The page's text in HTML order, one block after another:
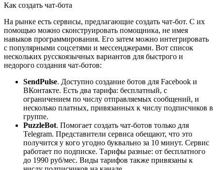
Как создать чат-бота
На рынке есть сервисы, предлагающие создать чат-бот. С их
помощью можно сконструировать помощника, не имея
навыков программирования. Его затем можно интегрировать
с популярными соцсетями и мессенджерами. Вот список
нескольких русскоязычных вариантов для быстрого и
недорого создания чат-ботов:
SendPulse. Доступно создание ботов для Facebook и
ВКонтакте. Есть два тарифа: бесплатный, с
ограничением по числу отправляемых сообщений, и
несколько платных, привязанных к числу подписчиков в
группе.
PuzzleBot. Помогает создать чат-ботов только для
Telegram. Представители сервиса обещают, что это
получится у кого угодно буквально за 10 минут. Сервис
работает по подписке. Тарифы разные: от бесплатного
до 1990 руб/мес. Виды тарифов также привязаны к